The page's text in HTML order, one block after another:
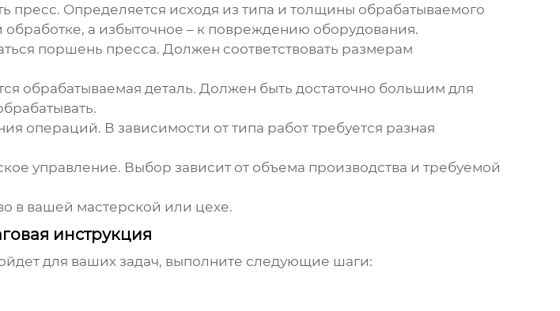
пресс. Определяется исходя из типа и толщины обрабатываемого
а избыточное – к повреждению оборудования.
поршень пресса. Должен соответствовать размерам
обрабатываемая деталь. Должен быть достаточно большим для
операций. В зависимости от типа работ требуется разная
управление. Выбор зависит от объема производства и требуемой
в вашей мастерской или цехе.
инструкция
для ваших задач, выполните следующие шаги: